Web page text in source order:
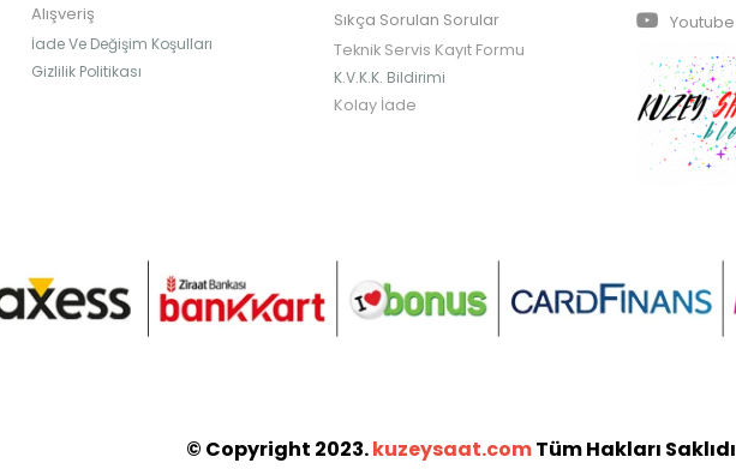
Alışveriş
İade Ve Değişim Koşulları
Gizlilik Politikası
Sıkça Sorulan Sorular
Teknik Servis Kayıt Formu
K.V.K.K. Bildirimi
Kolay İade
Youtube
© Copyright 2023.kuzeysaat.comTüm Hakları